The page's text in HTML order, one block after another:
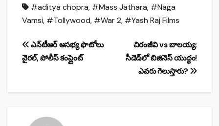
c
e
b
o
k
at
s
A
p
ar
e
#aditya chopra, #Mass Jathara, #Naga
Vamsi, #Tollywood, #War 2, #Yash Raj Films
Post
navigation
చిరంజీవి vs బాలయ్య:
సీడెడ్‌లో బిజినెస్ యుద్ధం!
ఎవరు గెలుస్తారు?
ఎన్‌టీఆర్ అసభ్య ఫొటోలు
వైరల్, పోలీస్ కంప్లైంట్